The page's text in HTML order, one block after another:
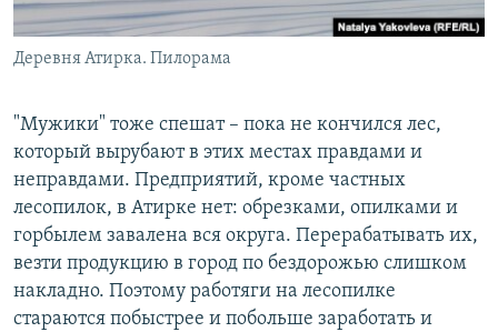
Деревня Атирка. Пилорама
"Мужики" тоже спешат – пока не кончился лес,
который вырубают в этих местах правдами и
неправдами. Предприятий, кроме частных
лесопилок, в Атирке нет: обрезками, опилками и
горбылем завалена вся округа. Перерабатывать их,
везти продукцию в город по бездорожью слишком
накладно. Поэтому работяги на лесопилке
стараются побыстрее и побольше заработать и